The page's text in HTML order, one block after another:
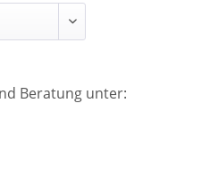
Beratung unter: